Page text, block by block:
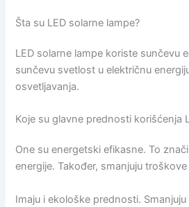
Šta su LED solarne lampe?
LED solarne lampe koriste sunčevu
sunčevu svetlost u električnu
osvetljavanja.
Koje su glavne prednosti korišćenja
One su energetski efikasne. To
energije. Također, smanjuju troškove
Imaju i ekološke prednosti.